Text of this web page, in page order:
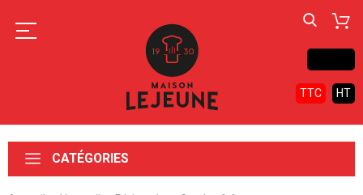
TTC HT
CATÉGORIES